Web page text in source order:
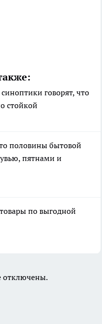
говорят, что
стойкой
половины бытовой
пятнами и
по выгодной
отключены.